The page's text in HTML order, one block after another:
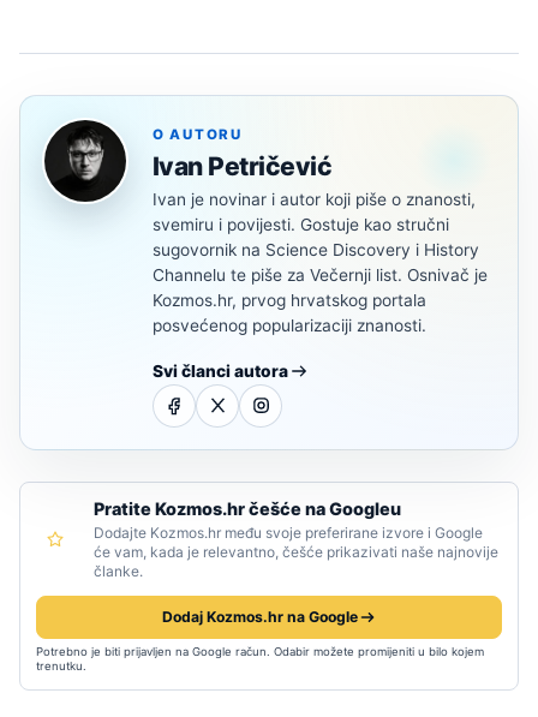
O AUTORU
Ivan Petričević
Ivan je novinar i autor koji piše o znanosti,
svemiru i povijesti. Gostuje kao stručni
sugovornik na Science Discovery i History
Channelu te piše za Večernji list. Osnivač je
Kozmos.hr, prvog hrvatskog portala
posvećenog popularizaciji znanosti.
Svi članci autora
Pratite Kozmos.hr češće na Googleu
Dodajte Kozmos.hr među svoje preferirane izvore i Google
će vam, kada je relevantno, češće prikazivati naše najnovije
članke.
Dodaj Kozmos.hr na Google
Potrebno je biti prijavljen na Google račun. Odabir možete promijeniti u bilo kojem
trenutku.